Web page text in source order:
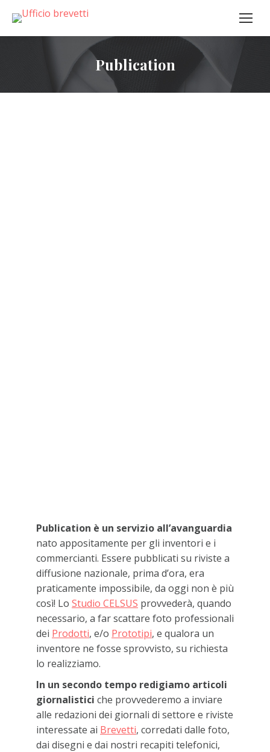
Publication
Publication è un servizio all’avanguardia
nato appositamente per gli inventori e i
commercianti. Essere pubblicati su riviste a
diffusione nazionale, prima d’ora, era
praticamente impossibile, da oggi non è più
così! Lo Studio CELSUS provvederà, quando
necessario, a far scattare foto professionali
dei Prodotti, e/o Prototipi, e qualora un
inventore ne fosse sprovvisto, su richiesta
lo realizziamo.
In un secondo tempo redigiamo articoli
giornalistici che provvederemo a inviare
alle redazioni dei giornali di settore e riviste
interessate ai Brevetti, corredati dalle foto,
dai disegni e dai nostri recapiti telefonici,